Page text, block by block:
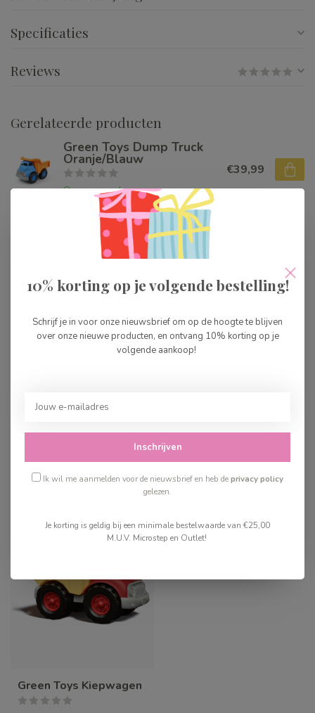
Specificaties
Reviews
Gerelateerde producten
Green Toys Dump Truck
Oranje/Blauw
Op voorraad
€39,99
Green Toys Dump Truck
Op voorraad
€31,99
Recent bekeken
Green Toys Kiepwagen
10% korting op je volgende bestelling!
Schrijf je in voor onze nieuwsbrief om op de hoogte te blijven
over onze nieuwe producten, en ontvang 10% korting op je
volgende aankoop!
Inschrijven
Ik wil me aanmelden voor de nieuwsbrief en heb deprivacy policy
gelezen.
Je korting is geldig bij een minimale bestelwaarde van €25,00
M.U.V. Microstep en Outlet!